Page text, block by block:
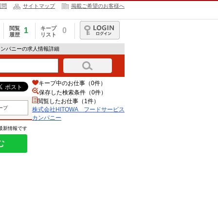
問 サイトマップ 掲載ご希望のお客様へ
閲覧
履歴
1
キープ
リスト
0
ログイン
パニーの求人情報詳細
プ
新情報です
キープ中のお仕事（0件）
保存した検索条件（0件）
閲覧したお仕事（1件）
株式会社HITOWA フードサービス
カンパニー